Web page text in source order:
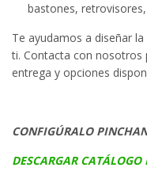
bastones,
Te ayudamos a diseñar
ti. Contacta con nosotros
entrega y opciones
CONFIGÚRALO
DESCARGAR